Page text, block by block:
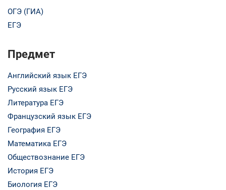
ОГЭ (ГИА)
ЕГЭ
Предмет
Английский язык ЕГЭ
Русский язык ЕГЭ
Литература ЕГЭ
Французский язык ЕГЭ
География ЕГЭ
Математика ЕГЭ
Обществознание ЕГЭ
История ЕГЭ
Биология ЕГЭ